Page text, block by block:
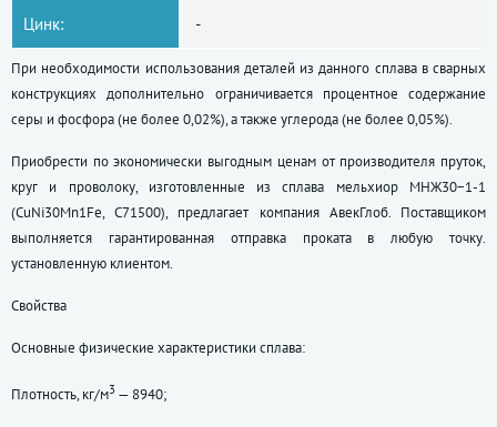
Цинк: -
При необходимости использования деталей из данного сплава в сварных
конструкциях дополнительно ограничивается процентное содержание
серы и фосфора (не более 0,02%), а также углерода (не более 0,05%).
Приобрести по экономически выгодным ценам от производителя пруток,
круг и проволоку, изготовленные из сплава мельхиор МНЖ30−1-1
(CuNi30Mn1Fe, C71500), предлагает компания АвекГлоб. Поставщиком
выполняется гарантированная отправка проката в любую точку.
установленную клиентом.
Свойства
Основные физические характеристики сплава:
Плотность, кг/м3 — 8940;